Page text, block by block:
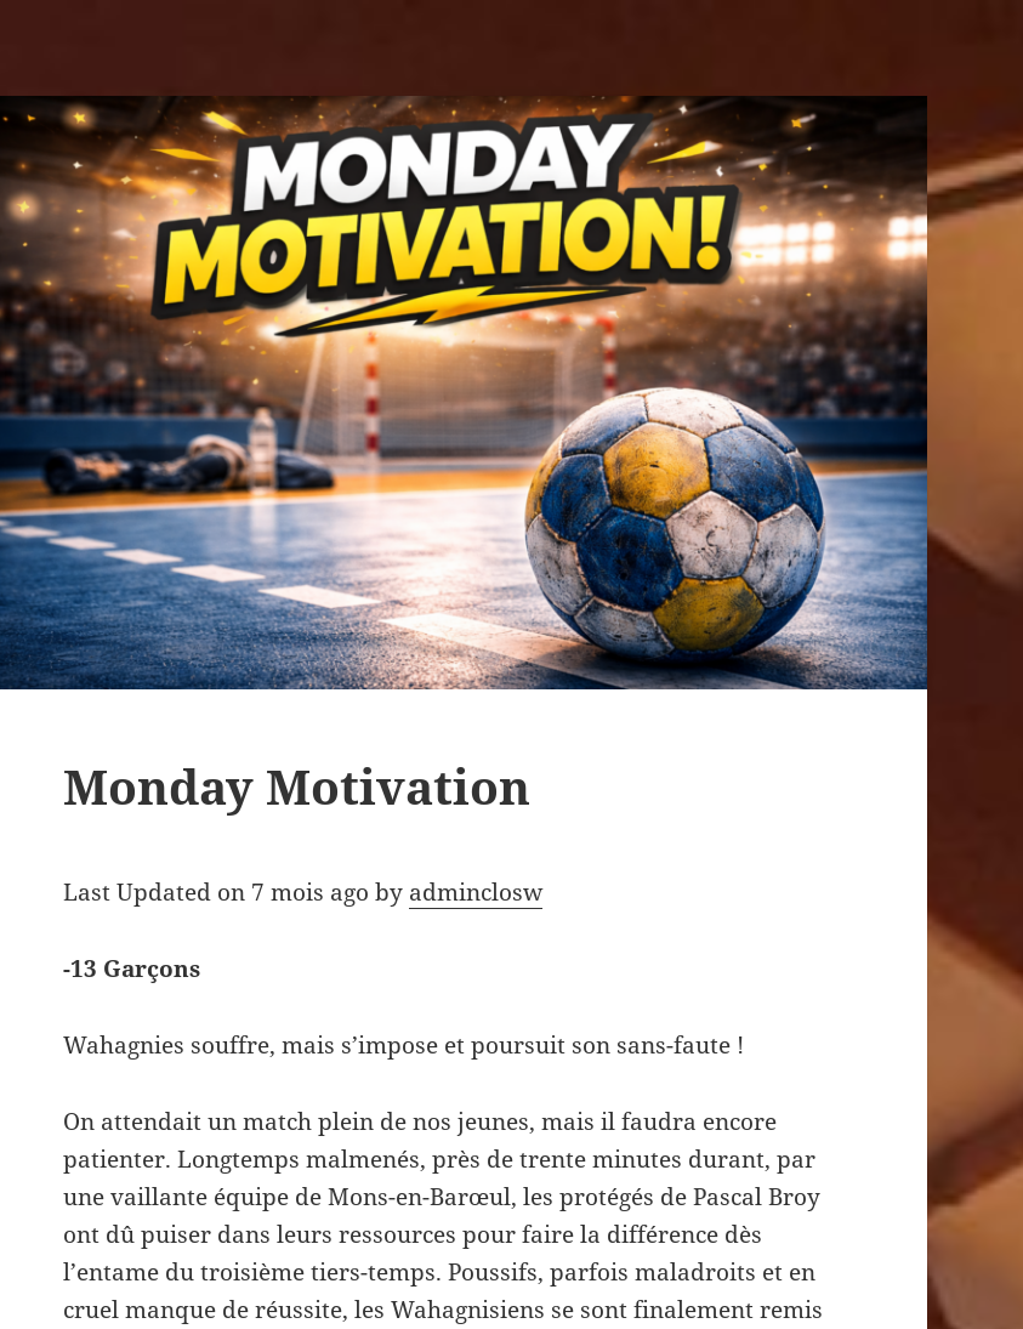
Monday Motivation
Last Updated on 7 mois ago by adminclosw
-13 Garçons
Wahagnies souffre, mais s’impose et poursuit son sans-faute !
On attendait un match plein de nos jeunes, mais il faudra encore
patienter. Longtemps malmenés, près de trente minutes durant, par
une vaillante équipe de Mons-en-Barœul, les protégés de Pascal Broy
ont dû puiser dans leurs ressources pour faire la différence dès
l’entame du troisième tiers-temps. Poussifs, parfois maladroits et en
cruel manque de réussite, les Wahagnisiens se sont finalement remis